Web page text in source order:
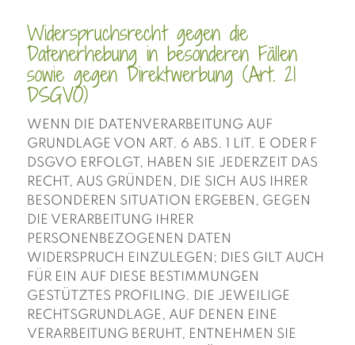
Widerspruchsrecht gegen die
Datenerhebung in besonderen Fällen
sowie gegen Direktwerbung (Art. 21
DSGVO)
WENN DIE DATENVERARBEITUNG AUF
GRUNDLAGE VON ART. 6 ABS. 1 LIT. E ODER F
DSGVO ERFOLGT, HABEN SIE JEDERZEIT DAS
RECHT, AUS GRÜNDEN, DIE SICH AUS IHRER
BESONDEREN SITUATION ERGEBEN, GEGEN
DIE VERARBEITUNG IHRER
PERSONENBEZOGENEN DATEN
WIDERSPRUCH EINZULEGEN; DIES GILT AUCH
FÜR EIN AUF DIESE BESTIMMUNGEN
GESTÜTZTES PROFILING. DIE JEWEILIGE
RECHTSGRUNDLAGE, AUF DENEN EINE
VERARBEITUNG BERUHT, ENTNEHMEN SIE